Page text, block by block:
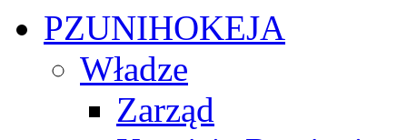
PZUNIHOKEJA
Władze
Zarząd